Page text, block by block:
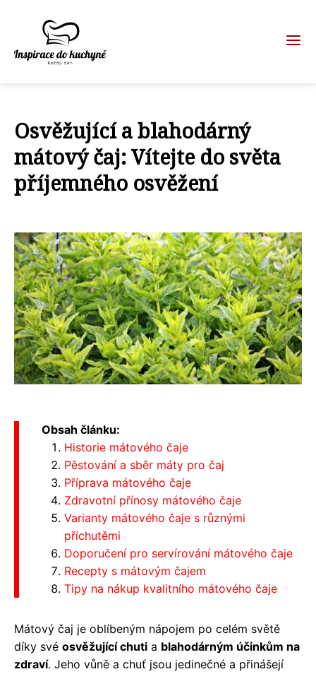
Osvěžující a blahodárný
mátový čaj: Vítejte do světa
příjemného osvěžení
Obsah článku:
Historie mátového čaje
Pěstování a sběr máty pro čaj
Příprava mátového čaje
Zdravotní přínosy mátového čaje
Varianty mátového čaje s různými
příchutěmi
Doporučení pro servírování mátového čaje
Recepty s mátovým čajem
Tipy na nákup kvalitního mátového čaje
Mátový čaj je oblíbeným nápojem po celém světě
díky své osvěžující chuti a blahodárným účinkům na
zdraví. Jeho vůně a chuť jsou jedinečné a přinášejí